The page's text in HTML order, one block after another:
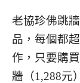
老協珍佛跳
品，每個都
作，只要購
牆（1,288元